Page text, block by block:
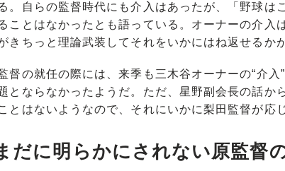
。自らの監督時代にも介入はあったが、「野球は
ことはなかったとも語っている。オーナーの介入
きちっと理論武装してそれをいかにはね返せるか
督の就任の際には、来季も三木谷オーナーの“介入
とならなかったようだ。ただ、星野副会長の話か
とはないようなので、それにいかに梨田監督が応
だに明らかにされない原監督の